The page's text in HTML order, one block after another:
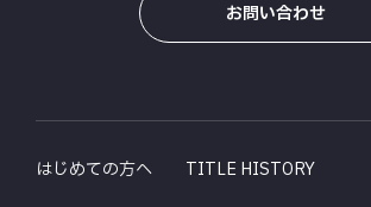
お問い合わせ
はじめての方へ
TITLE HISTORY